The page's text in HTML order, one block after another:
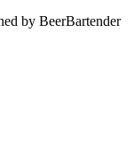
by BeerBartender